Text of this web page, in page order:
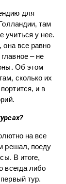
для
там
учиться у нее.
она все равно
– не
Об этом
сколько их
и в
на все
решал, поеду
В итоге,
всегда либо
тур.